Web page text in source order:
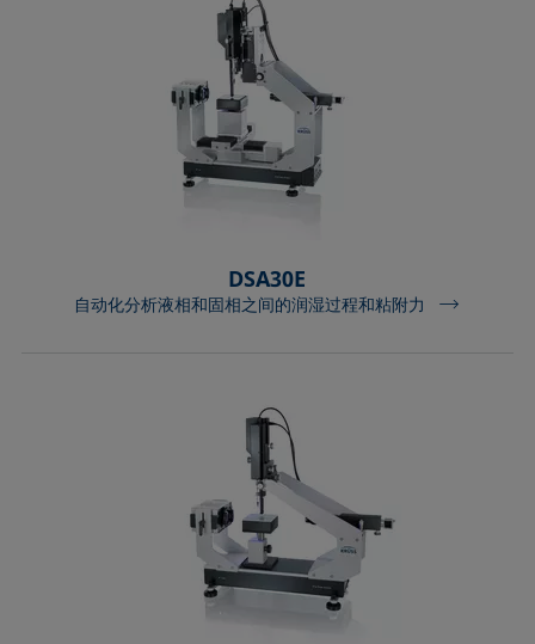
DSA30E
自动化分析液相和固相之间的润湿过程和粘附力